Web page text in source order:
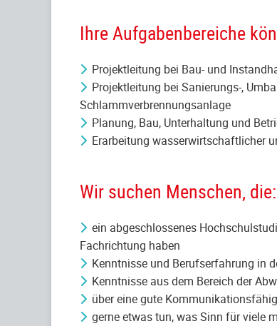
Ihre Aufgabenbereiche
Projektleitung bei Bau- und
Projektleitung bei Sanierungs-,
Schlammverbrennungsanlage
Planung, Bau, Unterhaltung und
Erarbeitung wasserwirtschaftlicher
Wir suchen Menschen, die:
ein abgeschlossenes
Fachrichtung haben
Kenntnisse und Berufserfahrung in
Kenntnisse aus dem Bereich der
über eine gute
gerne etwas tun, was Sinn für viele